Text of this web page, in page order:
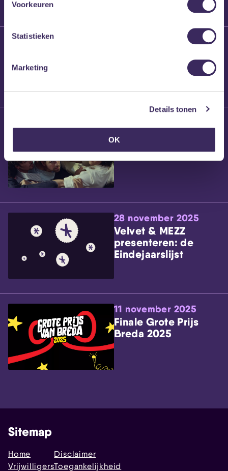
Voorkeuren
Statistieken
Marketing
Details tonen
OK
Brennt Vanneste
Willem’s Blog: Ão
28 november 2025
Velvet & MEZZ
presenteren: de
Eindejaarslijst
11 november 2025
Finale Grote Prijs
Breda 2025
Sitemap
Home
Vrijwilligers
Disclaimer
Toegankelijkheid